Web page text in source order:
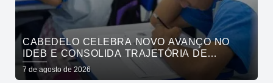
CABEDELO CELEBRA NOVO AVANÇO NO
IDEB E CONSOLIDA TRAJETÓRIA DE
CRESCIMENTO NA EDUCAÇÃO PÚBLICA
7 de agosto de 2026